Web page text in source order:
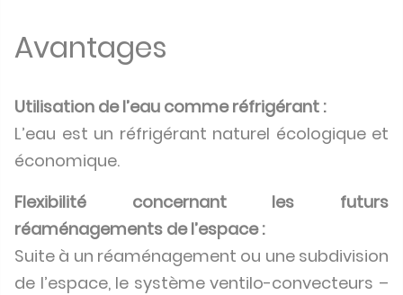
Avantages
Utilisation de l’eau comme réfrigérant :
L’eau est un réfrigérant naturel écologique et
économique.
Flexibilité concernant les futurs
réaménagements de l’espace :
Suite à un réaménagement ou une subdivision
de l’espace, le système ventilo-convecteurs –